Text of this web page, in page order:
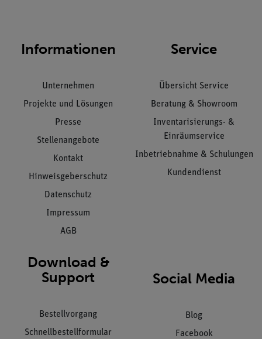
Informationen
Unternehmen
Projekte und Lösungen
Presse
Stellenangebote
Kontakt
Hinweisgeberschutz
Datenschutz
Impressum
AGB
Service
Übersicht Service
Beratung & Showroom
Inventarisierungs- &
Einräumservice
Inbetriebnahme & Schulungen
Kundendienst
Download &
Support
Bestellvorgang
Schnellbestellformular
Social Media
Blog
Facebook